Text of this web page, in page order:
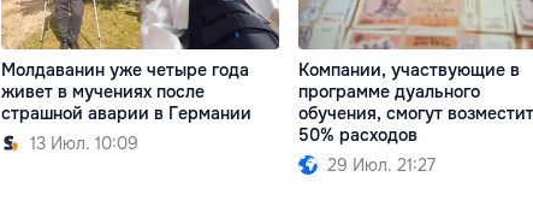
Молдаванин уже четыре года
живет в мучениях после
страшной аварии в Германии
13 Июл. 10:09
Компании, участвующие в
программе дуального
обучения, смогут
50% расходов
29 Июл. 21:27